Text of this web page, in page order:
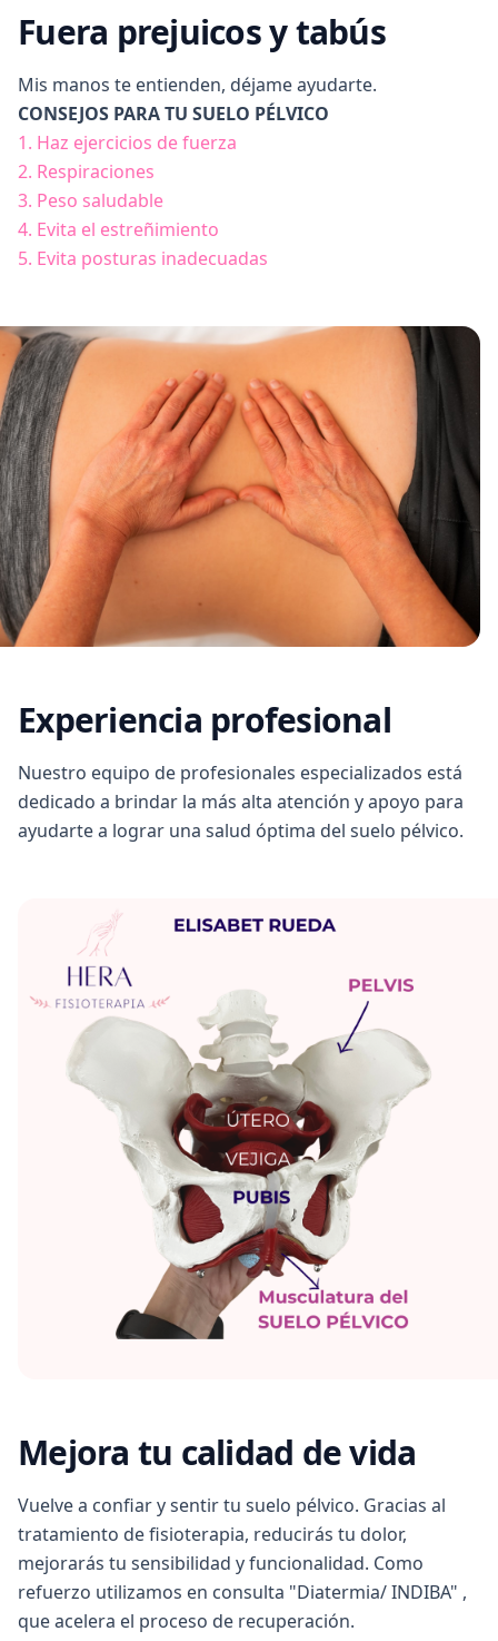
Fuera prejuicos y tabús
Mis manos te entienden, déjame ayudarte.
CONSEJOS PARA TU SUELO PÉLVICO
1. Haz ejercicios de fuerza
2. Respiraciones
3. Peso saludable
4. Evita el estreñimiento
5. Evita posturas inadecuadas
Experiencia profesional
Nuestro equipo de profesionales especializados está
dedicado a brindar la más alta atención y apoyo para
ayudarte a lograr una salud óptima del suelo pélvico.
Mejora tu calidad de vida
Vuelve a confiar y sentir tu suelo pélvico. Gracias al
tratamiento de fisioterapia, reducirás tu dolor,
mejorarás tu sensibilidad y funcionalidad. Como
refuerzo utilizamos en consulta "Diatermia/ INDIBA" ,
que acelera el proceso de recuperación.